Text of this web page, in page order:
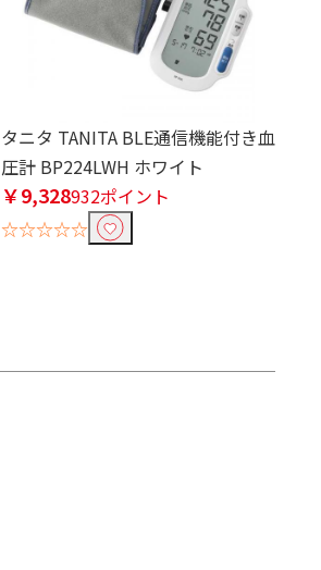
タニタ TANITA BLE通信機能付き血
圧計 BP224LWH ホワイト
￥9,328932ポイント
☆☆☆☆☆